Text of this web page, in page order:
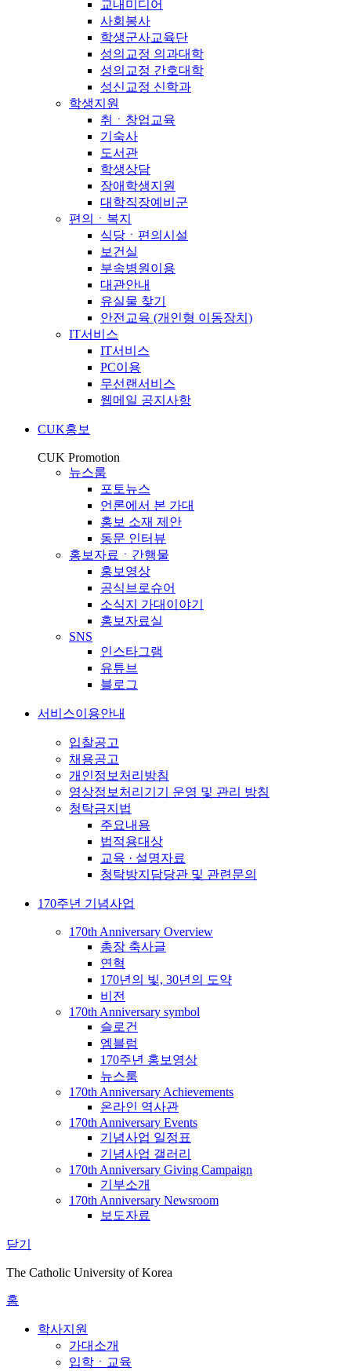
교내미디어
사회봉사
학생군사교육단
성의교정 의과대학
성의교정 간호대학
성신교정 신학과
학생지원
취ㆍ창업교육
기숙사
도서관
학생상담
장애학생지원
대학직장예비군
편의ㆍ복지
식당ㆍ편의시설
보건실
부속병원이용
대관안내
유실물 찾기
안전교육 (개인형 이동장치)
IT서비스
IT서비스
PC이용
무선랜서비스
웹메일 공지사항
CUK홍보
CUK Promotion
뉴스룸
포토뉴스
언론에서 본 가대
홍보 소재 제안
동문 인터뷰
홍보자료ㆍ간행물
홍보영상
공식브로슈어
소식지 가대이야기
홍보자료실
SNS
인스타그램
유튜브
블로그
서비스이용안내
입찰공고
채용공고
개인정보처리방침
영상정보처리기기 운영 및 관리 방침
청탁금지법
주요내용
법적용대상
교육 · 설명자료
청탁방지담당관 및 관련문의
170주년 기념사업
170th Anniversary Overview
총장 축사글
연혁
170년의 빛, 30년의 도약
비전
170th Anniversary symbol
슬로건
엠블럼
170주년 홍보영상
뉴스룸
170th Anniversary Achievements
온라인 역사관
170th Anniversary Events
기념사업 일정표
기념사업 갤러리
170th Anniversary Giving Campaign
기부소개
170th Anniversary Newsroom
보도자료
닫기
The Catholic University of Korea
홈
학사지원
가대소개
입학ㆍ교육